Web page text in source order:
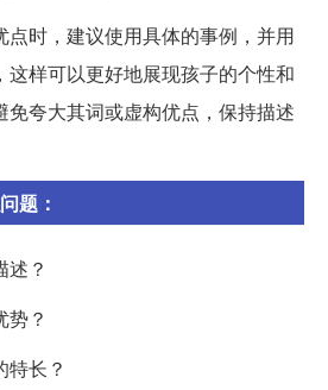
点时，建议使用具体的事例，并用
这样可以更好地展现孩子的个性和
免夸大其词或虚构优点，保持描述
题：
述？
势？
特长？